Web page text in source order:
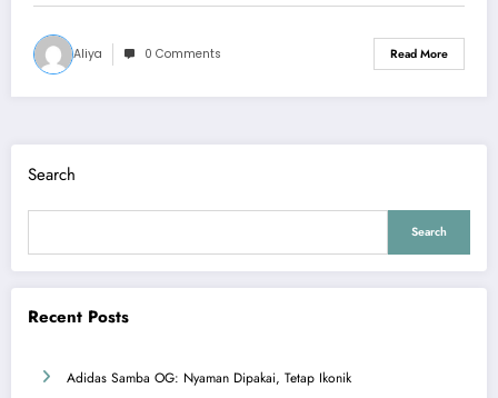
Aliya 0 Comments Read More
Search
Search
Recent Posts
Adidas Samba OG: Nyaman Dipakai, Tetap Ikonik